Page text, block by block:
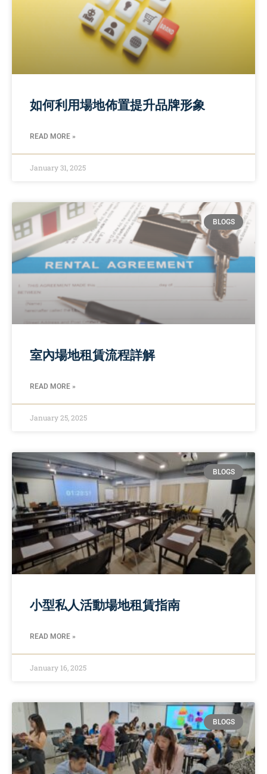
如何利用場地佈置提升品牌形象
READ MORE »
January 31, 2025
BLOGS
室內場地租賃流程詳解
READ MORE »
January 25, 2025
BLOGS
小型私人活動場地租賃指南
READ MORE »
January 16, 2025
BLOGS